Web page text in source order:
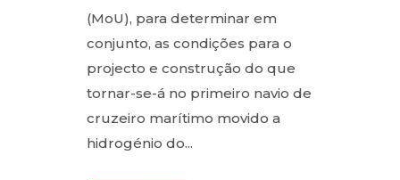
(MoU), para determinar em
conjunto, as condições para o
projecto e construção do que
tornar-se-á no primeiro navio de
cruzeiro marítimo movido a
hidrogénio do...